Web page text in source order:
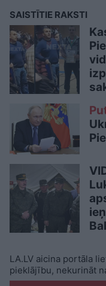
SAISTĪTIE RAKSTI
LA.LV aicina portāla
pieklājību, nekurināt